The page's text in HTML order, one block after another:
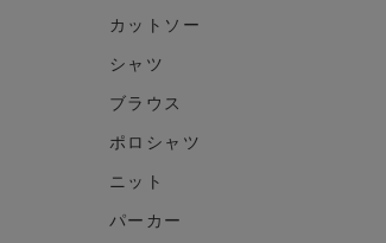
カットソー
シャツ
ブラウス
ポロシャツ
ニット
パーカー